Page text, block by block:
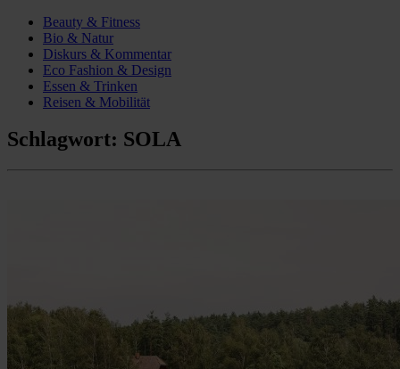
Beauty & Fitness
Bio & Natur
Diskurs & Kommentar
Eco Fashion & Design
Essen & Trinken
Reisen & Mobilität
Schlagwort: SOLA